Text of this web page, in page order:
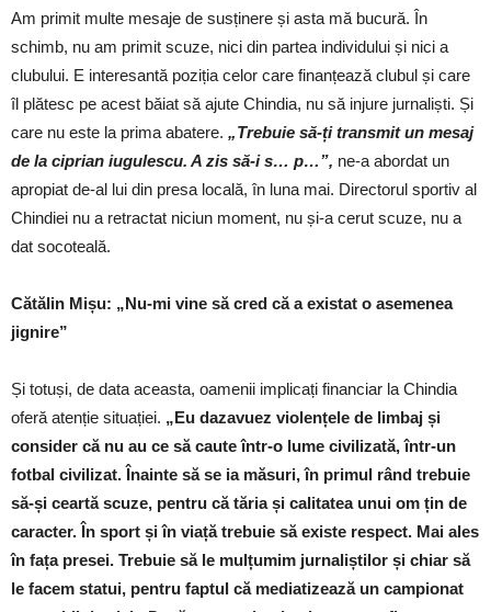
Am primit multe mesaje de susținere și asta mă bucură. În
schimb, nu am primit scuze, nici din partea individului și nici a
clubului. E interesantă poziția celor care finanțează clubul și care
îl plătesc pe acest băiat să ajute Chindia, nu să injure jurnaliști. Și
care nu este la prima abatere. „Trebuie să-ți transmit un mesaj
de la ciprian iugulescu. A zis să-i s… p…”, ne-a abordat un
apropiat de-al lui din presa locală, în luna mai. Directorul sportiv al
Chindiei nu a retractat niciun moment, nu și-a cerut scuze, nu a
dat socoteală.
Cătălin Mișu: „Nu-mi vine să cred că a existat o asemenea
jignire”
Și totuși, de data aceasta, oamenii implicați financiar la Chindia
oferă atenție situației. „Eu dazavuez violențele de limbaj și
consider că nu au ce să caute într-o lume civilizată, într-un
fotbal civilizat. Înainte să se ia măsuri, în primul rând trebuie
să-și ceartă scuze, pentru că tăria și calitatea unui om țin de
caracter. În sport și în viață trebuie să existe respect. Mai ales
în fața presei. Trebuie să le mulțumim jurnaliștilor și chiar să
le facem statui, pentru faptul că mediatizează un campionat